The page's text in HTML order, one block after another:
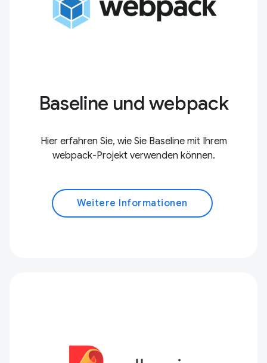
Baseline und webpack
Hier erfahren Sie, wie Sie Baseline mit Ihrem
webpack-Projekt verwenden können.
Weitere Informationen